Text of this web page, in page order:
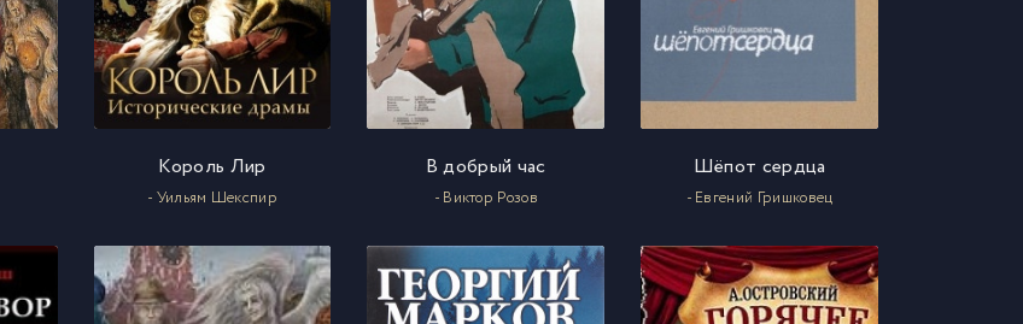
Король Лир
- Уильям Шекспир
В добрый час
- Виктор Розов
Шёпот сердца
- Евгений Гришковец